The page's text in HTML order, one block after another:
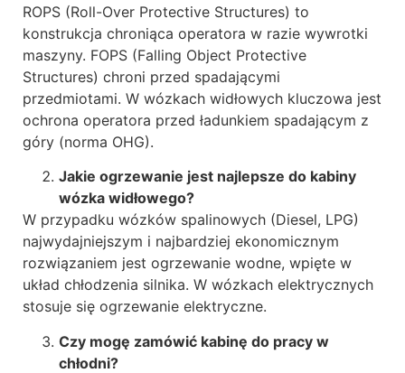
ROPS (Roll-Over Protective Structures) to
konstrukcja chroniąca operatora w razie wywrotki
maszyny. FOPS (Falling Object Protective
Structures) chroni przed spadającymi
przedmiotami. W wózkach widłowych kluczowa jest
ochrona operatora przed ładunkiem spadającym z
góry (norma OHG).
Jakie ogrzewanie jest najlepsze do kabiny
wózka widłowego?
W przypadku wózków spalinowych (Diesel, LPG)
najwydajniejszym i najbardziej ekonomicznym
rozwiązaniem jest ogrzewanie wodne, wpięte w
układ chłodzenia silnika. W wózkach elektrycznych
stosuje się ogrzewanie elektryczne.
Czy mogę zamówić kabinę do pracy w
chłodni?